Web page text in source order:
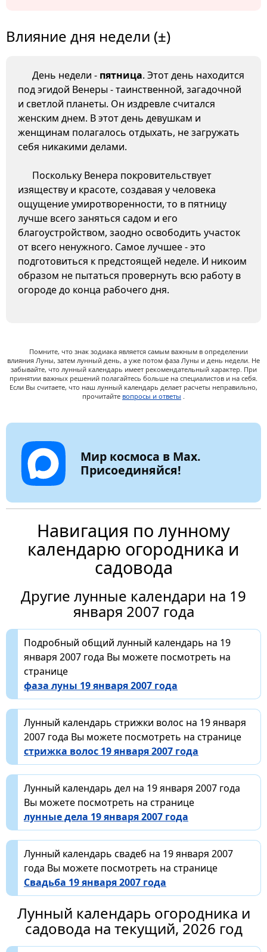
Влияние дня недели (±)
День недели - пятница. Этот день находится
под эгидой Венеры - таинственной, загадочной
и светлой планеты. Он издревле считался
женским днем. В этот день девушкам и
женщинам полагалось отдыхать, не загружать
себя никакими делами.
Поскольку Венера покровительствует
изяществу и красоте, создавая у человека
ощущение умиротворенности, то в пятницу
лучше всего заняться садом и его
благоустройством, заодно освободить участок
от всего ненужного. Самое лучшее - это
подготовиться к предстоящей неделе. И никоим
образом не пытаться провернуть всю работу в
огороде до конца рабочего дня.
Помните, что знак зодиака является самым важным в определении
влияния Луны, затем лунный день, а уже потом фаза Луны и день недели. Не
забывайте, что лунный календарь имеет рекомендательный характер. При
принятии важных решений полагайтесь больше на специалистов и на себя.
Если Вы считаете, что наш лунный календарь делает расчеты неправильно,
прочитайте вопросы и ответы .
Мир космоса в Max.
Присоединяйся!
Навигация по лунному
календарю огородника и
садовода
Другие лунные календари на 19
января 2007 года
Подробный общий лунный календарь на 19
января 2007 года Вы можете посмотреть на
странице
фаза луны 19 января 2007 года
Лунный календарь стрижки волос на 19 января
2007 года Вы можете посмотреть на странице
стрижка волос 19 января 2007 года
Лунный календарь дел на 19 января 2007 года
Вы можете посмотреть на странице
лунные дела 19 января 2007 года
Лунный календарь свадеб на 19 января 2007
года Вы можете посмотреть на странице
Свадьба 19 января 2007 года
Лунный календарь огородника и
садовода на текущий, 2026 год